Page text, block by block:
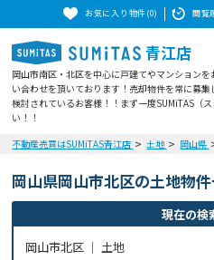
お気に入り物件(0) 閲覧
青江店
岡山市南区・北区を中心に戸建てやマンション
い合わせを頂いております！売却物件を常に募
検討されているお客様！！まず一度SUMiTAS（
い！！
不動産売買はSUMiTAS青江店
土地 岡山県
岡山県岡山市北区の土地物
現在の検
岡山市北区 ｜ 土地